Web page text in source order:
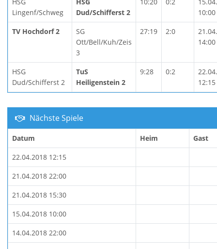
Lingenf/Schweg
Dud/Schifferst 2
10:00
TV Hochdorf 2
SG
Ott/Bell/Kuh/Zeis
3
27:19 2:0
14:00
HSG
Dud/Schifferst 2
TuS
Heiligenstein 2
9:28 0:2
12:15
Nächste Spiele
Datum Heim Gast
22.04.2018 12:15
21.04.2018 22:00
21.04.2018 15:30
15.04.2018 10:00
14.04.2018 22:00